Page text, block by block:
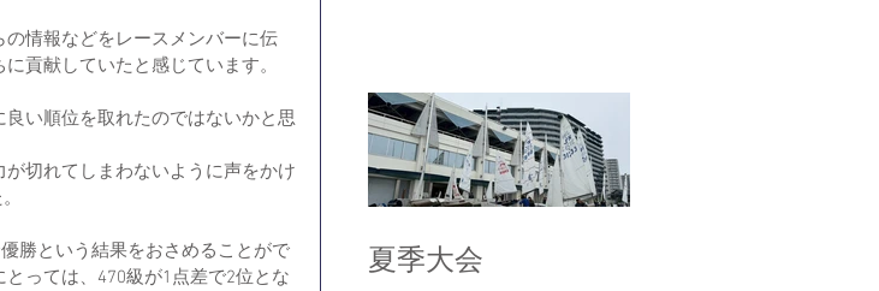
情報などをレースメンバーに伝
貢献していたと感じています。
い順位を取れたのではないかと思
切れてしまわないように声をかけ
勝という結果をおさめることがで
っては、470級が1点差で2位とな
夏季大会